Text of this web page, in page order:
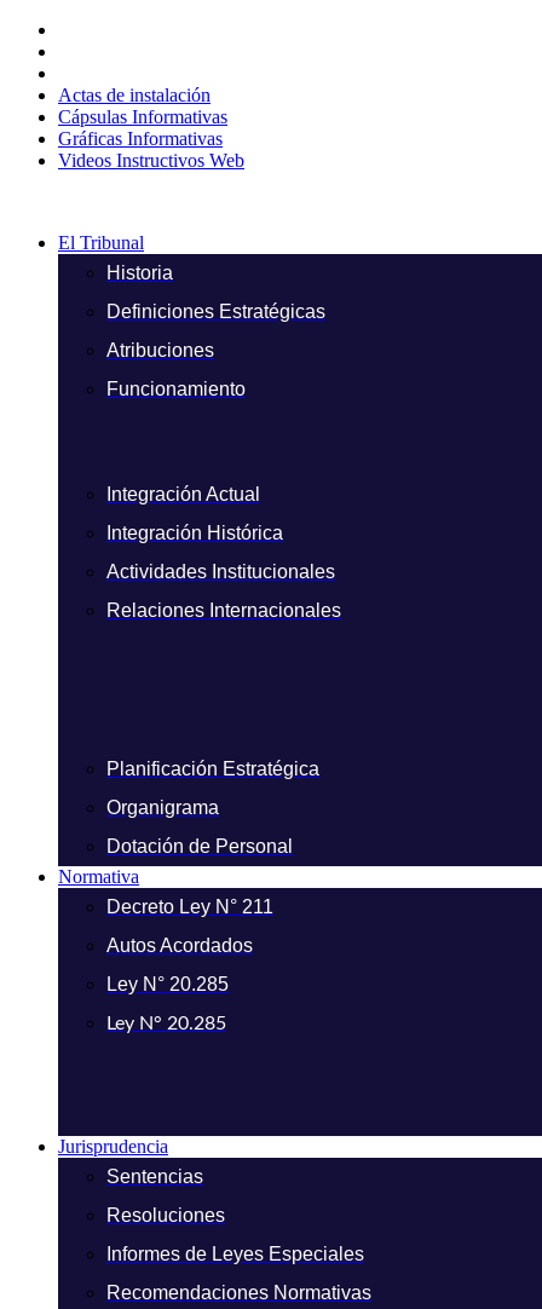
contenido
Actas de instalación
Cápsulas Informativas
Gráficas Informativas
Videos Instructivos Web
El Tribunal
Historia
Definiciones Estratégicas
Atribuciones
Funcionamiento
Integración Actual
Integración Histórica
Actividades Institucionales
Relaciones Internacionales
Planificación Estratégica
Organigrama
Dotación de Personal
Normativa
Decreto Ley N° 211
Autos Acordados
Ley N° 20.285
Ley N° 20.285
Jurisprudencia
Sentencias
Resoluciones
Informes de Leyes Especiales
Recomendaciones Normativas